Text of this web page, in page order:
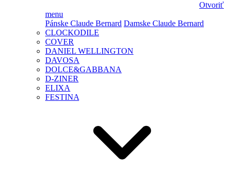
Otvoriť
menu
Pánske Claude Bernard Damske Claude Bernard
CLOCKODILE
COVER
DANIEL WELLINGTON
DAVOSA
DOLCE&GABBANA
D-ZINER
ELIXA
FESTINA